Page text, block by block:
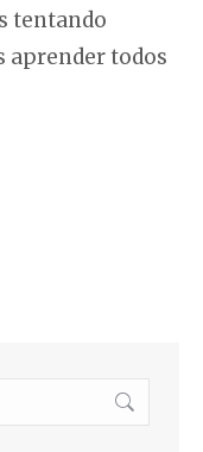
tentando
aprender todos